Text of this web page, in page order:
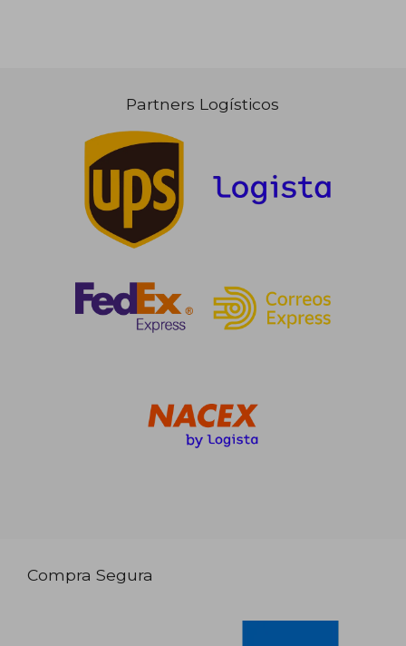
Partners Logísticos
Compra Segura